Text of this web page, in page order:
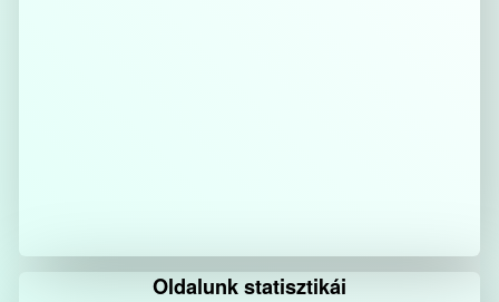
Oldalunk statisztikái